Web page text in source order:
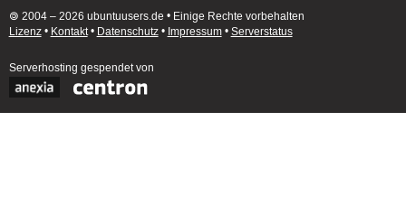
🄯 2004 – 2026 ubuntuusers.de • Einige Rechte vorbehalten
Lizenz• Kontakt• Datenschutz• Impressum• Serverstatus
Serverhosting gespendet von